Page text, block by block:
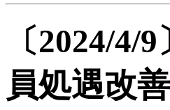
〔2024/
員処遇改